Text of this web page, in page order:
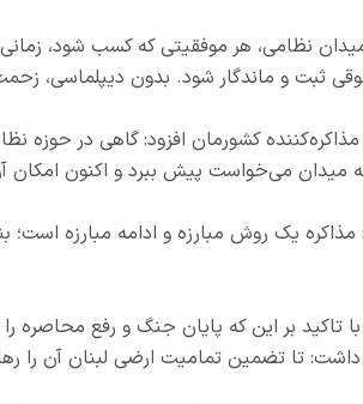
نظامی، هر موفقیتی که کسب شود، زمانی
ثبت و ماندگار شود. بدون دیپلماسی،
کشورمان افزود: گاهی در حوزه
که میدان می‌خواست پیش ببرد و اکنون امکان
مذاکره یک روش مبارزه و ادامه مبارزه است؛
با تاکید بر این که پایان جنگ و رفع محاصره
داشت: تا تضمین تمامیت ارضی لبنان آن را